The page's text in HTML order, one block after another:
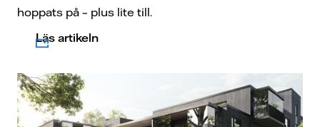
hoppats på – plus lite till.
Läs artikeln